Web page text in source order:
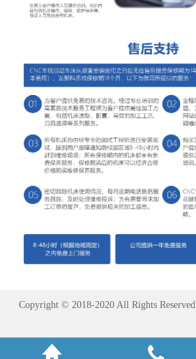
Copyright © 2018-2020 All Rights Reserved.
 